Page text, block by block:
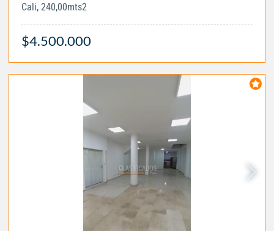
Cali, 240,00mts2
$4.500.000